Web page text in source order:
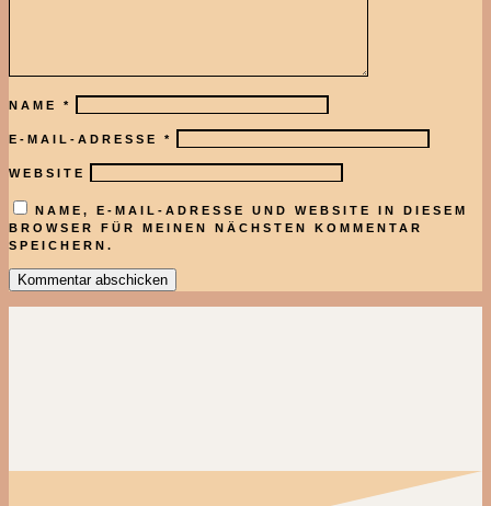
NAME *
E-MAIL-ADRESSE *
WEBSITE
NAME, E-MAIL-ADRESSE UND WEBSITE IN DIESEM
BROWSER FÜR MEINEN NÄCHSTEN KOMMENTAR
SPEICHERN.
Kommentar abschicken